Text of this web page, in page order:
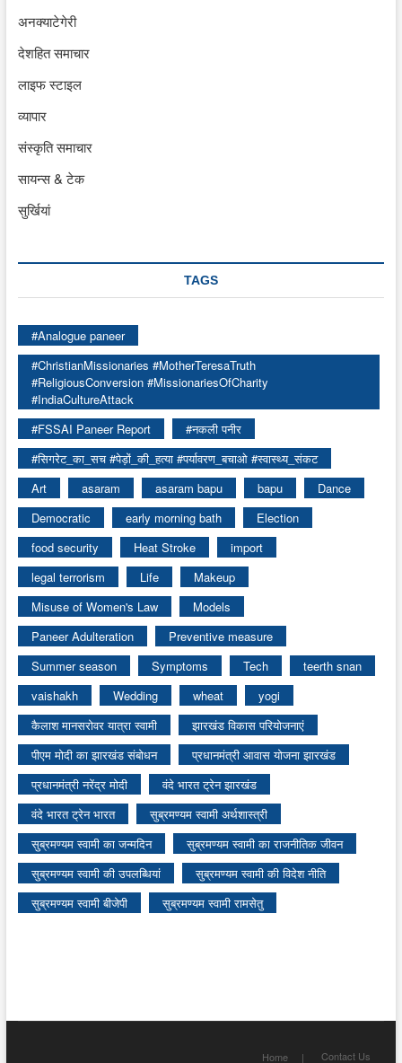
अनक्याटेगेरी
देशहित समाचार
लाइफ स्टाइल
व्यापार
संस्कृति समाचार
सायन्स & टेक
सुर्खियां
TAGS
#Analogue paneer
#ChristianMissionaries #MotherTeresaTruth
#ReligiousConversion #MissionariesOfCharity
#IndiaCultureAttack
#FSSAI Paneer Report
#नकली पनीर
#सिगरेट_का_सच #पेड़ों_की_हत्या #पर्यावरण_बचाओ #स्वास्थ्य_संकट
Art
asaram asaram bapu bapu
Dance
Democratic
early morning bath
Election
food security
Heat Stroke
import
legal terrorism
Life
Makeup
Misuse of Women's Law
Models
Paneer Adulteration
Preventive measure
Summer season
Symptoms Tech
teerth snan
vaishakh
Wedding wheat
yogi
कैलाश मानसरोवर यात्रा स्वामी
झारखंड विकास परियोजनाएं
पीएम मोदी का झारखंड संबोधन
प्रधानमंत्री आवास योजना झारखंड
प्रधानमंत्री नरेंद्र मोदी
वंदे भारत ट्रेन झारखंड
वंदे भारत ट्रेन भारत
सुब्रमण्यम स्वामी अर्थशास्त्री
सुब्रमण्यम स्वामी का जन्मदिन
सुब्रमण्यम स्वामी का राजनीतिक जीवन
सुब्रमण्यम स्वामी की उपलब्धियां
सुब्रमण्यम स्वामी की विदेश नीति
सुब्रमण्यम स्वामी बीजेपी
सुब्रमण्यम स्वामी रामसेतु
Home Contact Us